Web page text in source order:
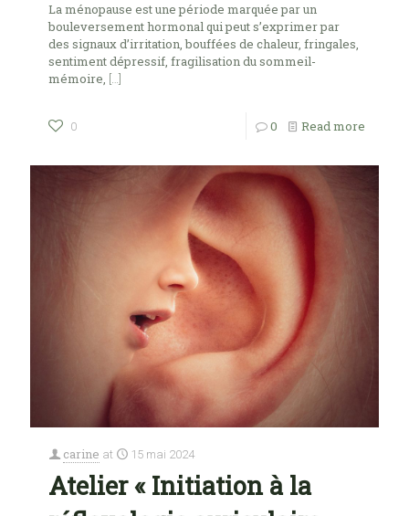
La ménopause est une période marquée par un
bouleversement hormonal qui peut s’exprimer par
des signaux d’irritation, bouffées de chaleur, fringales,
sentiment dépressif, fragilisation du sommeil-
mémoire, […]
0 0 Read more
carine at 15 mai 2024
Atelier « Initiation à la